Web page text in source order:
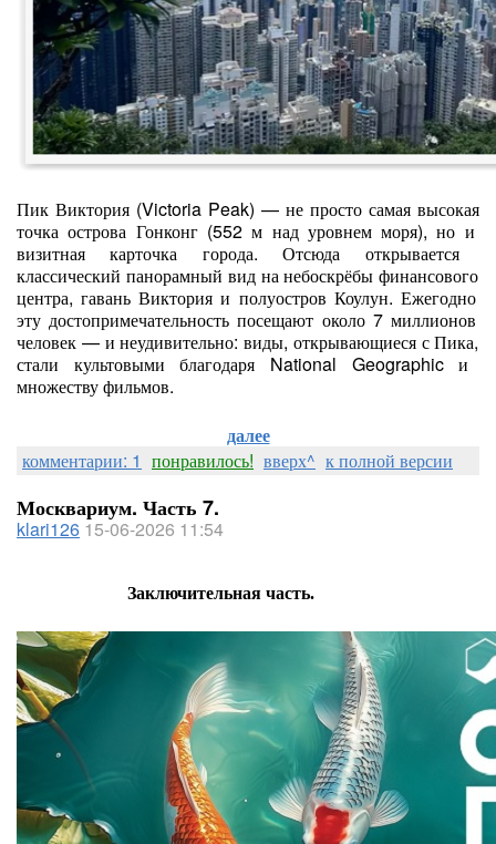
Пик Виктория (Victoria Peak) — не просто самая высокая
точка острова Гонконг(552м надуровнемморя), но и
визитная карточка города. Отсюда открывается
классический панорамный виднанебоскрёбы финансового
центра, гавань Виктория и полуостров Коулун. Ежегодно
эту достопримечательность посещают около7миллионов
человек — и неудивительно: виды, открывающиесясПика,
стали культовыми благодаря National Geographicи
множествуфильмов.
далее
комментарии: 1 понравилось! вверх^ к полной версии
Москвариум. Часть 7.
klari126 15-06-2026 11:54
Заключительная часть.